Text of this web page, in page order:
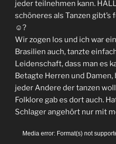
jeder teilnehmen kann.
schöneres als Tanzen gibt’s
☺?
Wir zogen los und ich war
Brasilien auch, tanzte
Leidenschaft, dass man es
Betagte Herren und
jeder Andere der tanzen
Folklore gab es dort auch.
Schlager angehört nur mit
Video-
Media error: Format(s) not